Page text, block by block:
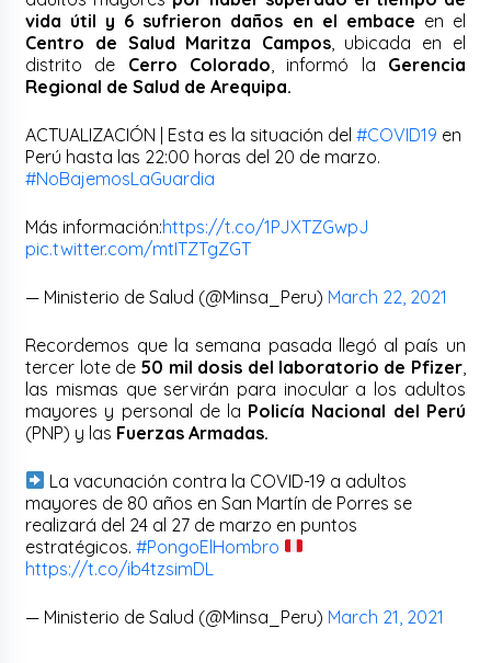
vida útil y 6 sufrieron daños en el embace en el
Centro de Salud Maritza Campos, ubicada en el
distrito de Cerro Colorado , informó la Gerencia
Regional de Salud de Arequipa.
ACTUALIZACIÓN | Esta es la situación del#COVID19 en
Perú hasta las 22:00 horas del 20 de marzo.
#NoBajemosLaGuardia
Más información:https://t.co/1PJXTZGwpJ
pic.twitter.com/mtITZTgZGT
— Ministerio de Salud (@Minsa_Peru) March 22, 2021
Recordemos que la semana pasada llegó al país un
tercer lote de 50 mil dosis del laboratorio de Pfizer,
las mismas que servirán para inocular a los adultos
mayores y personal de la Policía Nacional del Perú
(PNP) y las Fuerzas Armadas.
La vacunación contra la COVID-19 a adultos
mayores de 80 años en San Martín de Porres se
realizará del 24 al 27 de marzo en puntos
estratégicos.#PongoElHombro
https://t.co/ib4tzsimDL
— Ministerio de Salud (@Minsa_Peru) March 21, 2021